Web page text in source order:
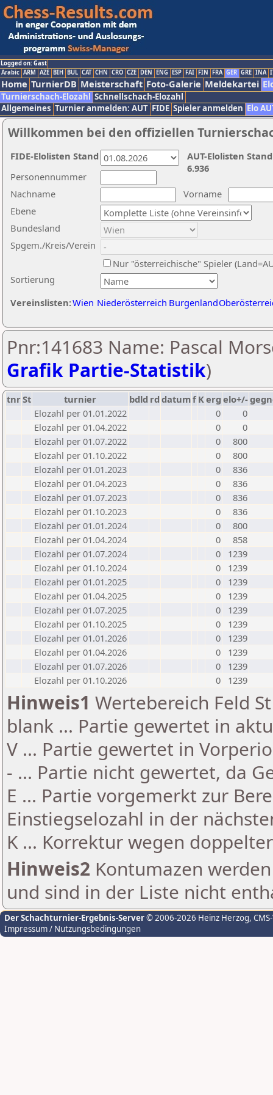
Logged on: Gast
Arabic ARM AZE BIH BUL CAT CHN CRO CZE DEN ENG ESP FAI FIN FRA GER GRE INA
Home TurnierDB Meisterschaft Foto-Galerie Meldekartei
Turnierschach-Elozahl Schnellschach-Elozahl
Allgemeines Turnier anmelden: AUT FIDE Spieler anmelden Elo
Willkommen bei den offiziellen
Nachname
Vorname
Ebene
Sortierung
Personennummer
Bundesland
Spgem./Kreis/Verein
Nur "österreichische" Spieler
Vereinslisten:Wien Niederösterreich Burgenland
AUT-Elolisten
6.936
FIDE-Elolisten Stand
Pnr:141683 Name: Pascal
Grafik Partie-Statistik)
tnrSt turnier bdld rd datumf Kerg elo+/-
Elozahl per 01.01.2022
0
0
Elozahl per 01.04.2022
0
0
Elozahl per 01.07.2022
0
800
Elozahl per 01.10.2022
0
800
Elozahl per 01.01.2023
0
836
Elozahl per 01.04.2023
0
836
Elozahl per 01.07.2023
0
836
Elozahl per 01.10.2023
0
836
Elozahl per 01.01.2024
0
800
Elozahl per 01.04.2024
0
858
Elozahl per 01.07.2024
0
1239
Elozahl per 01.10.2024
0
1239
Elozahl per 01.01.2025
0
1239
Elozahl per 01.04.2025
0
1239
Elozahl per 01.07.2025
0
1239
Elozahl per 01.10.2025
0
1239
Elozahl per 01.01.2026
0
1239
Elozahl per 01.04.2026
0
1239
Elozahl per 01.07.2026
0
1239
Elozahl per 01.10.2026
0 1239
Hinweis1 Wertebereich Feld
blank ... Partie gewertet in
V ... Partie gewertet in
- ... Partie nicht gewertet, da
E ... Partie vorgemerkt zur
Einstiegselozahl in der
K ... Korrektur wegen
Hinweis2 Kontumazen
und sind in der Liste nicht
Der Schachturnier-Ergebnis-Server© 2006-2026 Heinz Herzog,
Impressum / Nutzungsbedingungen